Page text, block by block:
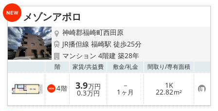
り
メゾンアポロ
神崎郡福崎町西田原
JR播但線 福崎駅 徒歩25分
マンション 4階建 築28年
階 家賃/共益費 敷金/礼金 間取り/専有面積
4階 3.9万円
0.3万円
－
1 ヶ月
1K
22.82m² お
気
に